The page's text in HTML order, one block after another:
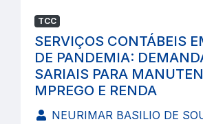
TCC
SERVIÇOS CONTÁBEIS
DE PANDEMIA:
SARIAIS PARA
MPREGO E RENDA
NEURIMAR BASILIO DE